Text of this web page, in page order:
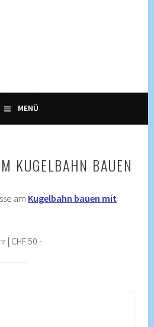
MENÜ
KUGELBAHN BAUEN
am Kugelbahn bauen mit
| CHF 50.-